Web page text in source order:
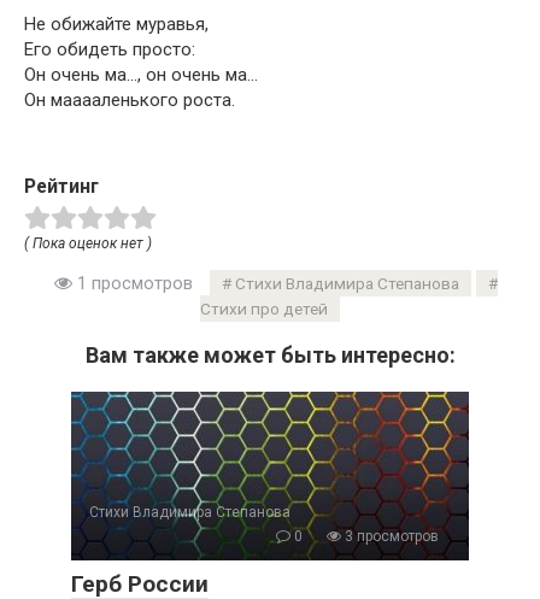
Не обижайте муравья,
Его обидеть просто:
Он очень ма…, он очень ма…
Он мааааленького роста.
Рейтинг
( Пока оценок нет )
1 просмотров
Стихи Владимира Степанова
Стихи про детей
Вам также может быть интересно:
Стихи Владимира Степанова
0
3 просмотров
Герб России